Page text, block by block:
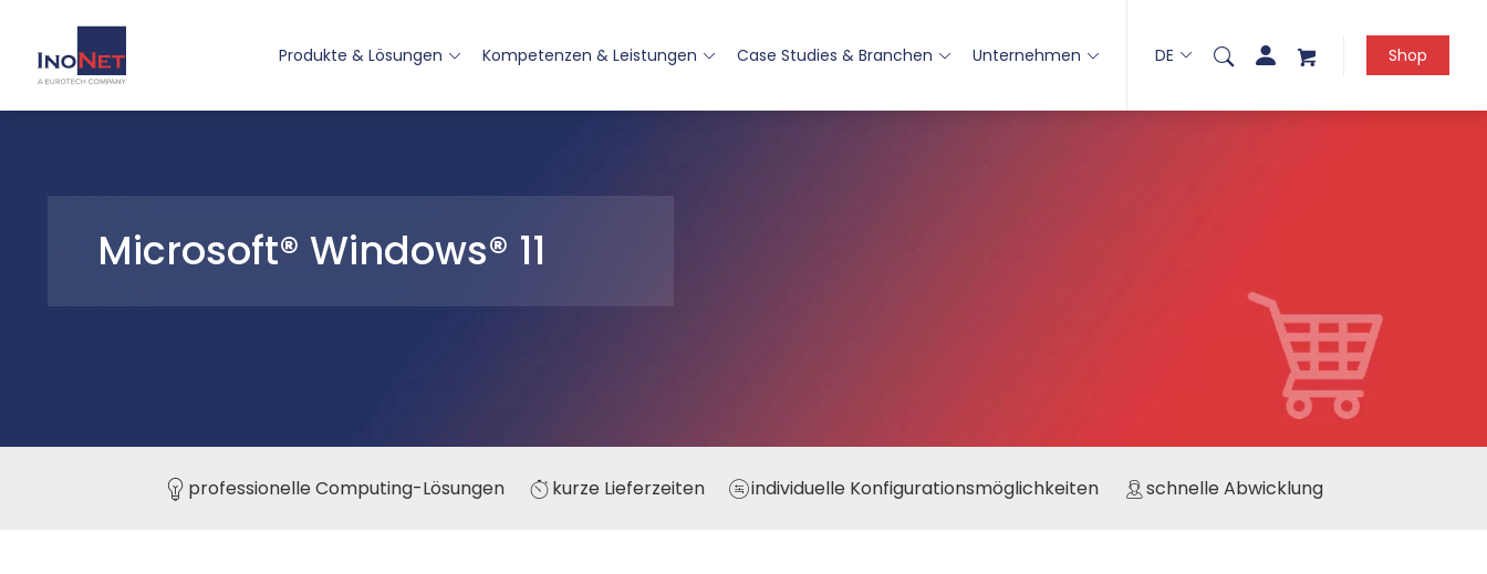
Produkte & Lösungen Kompetenzen & Leistungen Case Studies & Branchen Unternehmen DE Shop
Microsoft® Windows® 11
professionelle Computing-Lösungen kurze Lieferzeiten individuelle Konfigurationsmöglichkeiten schnelle Abwicklung